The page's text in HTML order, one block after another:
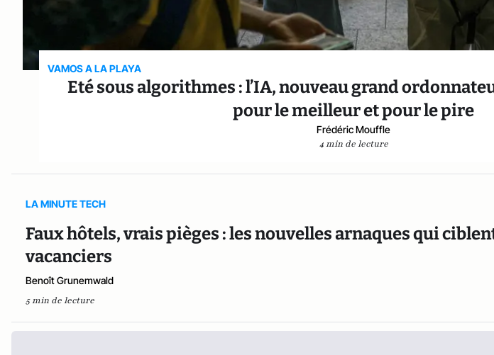
VAMOS A LA PLAYA
Eté sous algorithmes : l’IA, nouveau grand
pour le meilleur et pour le pire
Frédéric Mouffle
4 min de lecture
LA MINUTE TECH
Faux hôtels, vrais pièges : les nouvelles arnaques qui
vacanciers
Benoît Grunemwald
5 min de lecture